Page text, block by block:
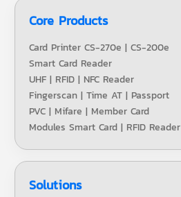
Core Products
Card Printer CS-270e | CS-200e
Smart Card Reader
UHF | RFID | NFC Reader
Fingerscan | Time AT | Passport
PVC | Mifare | Member Card
Modules Smart Card | RFID Reader
Solutions